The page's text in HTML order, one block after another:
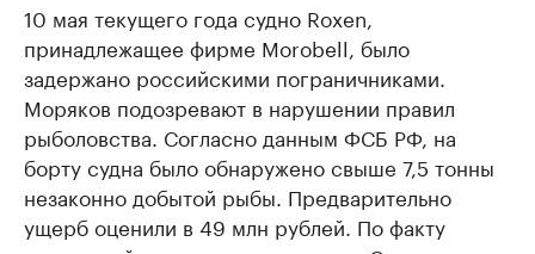
10 мая текущего года судно Roxen,
принадлежащее фирме Morobell, было
задержано российскими пограничниками.
Моряков подозревают в нарушении правил
рыболовства. Согласно данным ФСБ РФ, на
борту судна было обнаружено свыше 7,5 тонны
незаконно добытой рыбы. Предварительно
ущерб оценили в 49 млн рублей. По факту